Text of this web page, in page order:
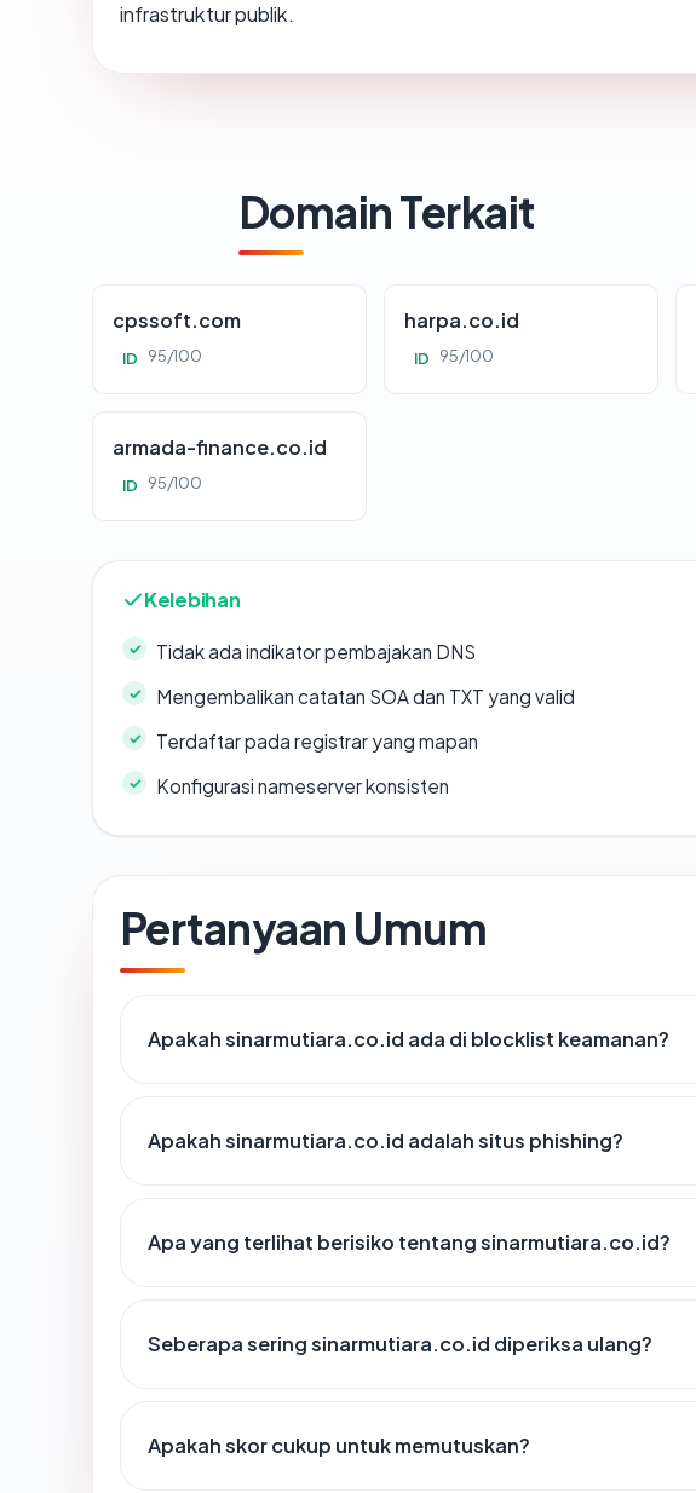
infrastruktur publik.
Domain Terkait
cpssoft.com
ID 95/100
harpa.co.id
ID 95/100
armada-finance.co.id
ID 95/100
Kelebihan
Tidak ada indikator pembajakan DNS
Mengembalikan catatan SOA dan TXT yang valid
Terdaftar pada registrar yang mapan
Konfigurasi nameserver konsisten
Pertanyaan Umum
Apakah sinarmutiara.co.id ada di blocklist keamanan?
Apakah sinarmutiara.co.id adalah situs phishing?
Apa yang terlihat berisiko tentang sinarmutiara.co.id?
Seberapa sering sinarmutiara.co.id diperiksa ulang?
Apakah skor cukup untuk memutuskan?